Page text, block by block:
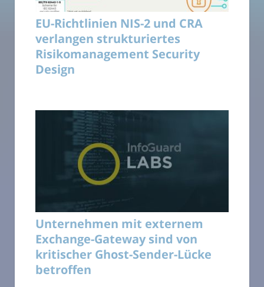
EU-Richtlinien NIS-2 und CRA
verlangen strukturiertes
Risikomanagement Security
Design
Unternehmen mit externem
Exchange-Gateway sind von
kritischer Ghost-Sender-Lücke
betroffen